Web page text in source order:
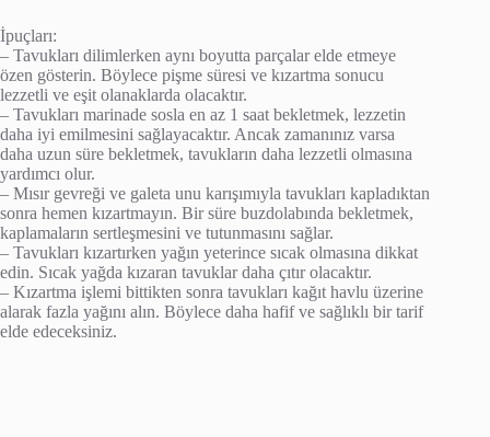
İpuçları:
– Tavukları dilimlerken aynı boyutta parçalar elde etmeye
özen gösterin. Böylece pişme süresi ve kızartma sonucu
lezzetli ve eşit olanaklarda olacaktır.
– Tavukları marinade sosla en az 1 saat bekletmek, lezzetin
daha iyi emilmesini sağlayacaktır. Ancak zamanınız varsa
daha uzun süre bekletmek, tavukların daha lezzetli olmasına
yardımcı olur.
– Mısır gevreği ve galeta unu karışımıyla tavukları kapladıktan
sonra hemen kızartmayın. Bir süre buzdolabında bekletmek,
kaplamaların sertleşmesini ve tutunmasını sağlar.
– Tavukları kızartırken yağın yeterince sıcak olmasına dikkat
edin. Sıcak yağda kızaran tavuklar daha çıtır olacaktır.
– Kızartma işlemi bittikten sonra tavukları kağıt havlu üzerine
alarak fazla yağını alın. Böylece daha hafif ve sağlıklı bir tarif
elde edeceksiniz.